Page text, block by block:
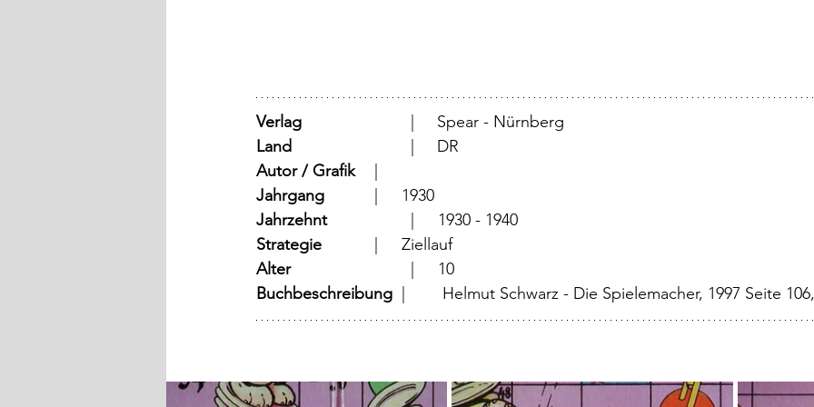
Verlag
			  |     Spear - Nürnberg
Land
			  |     DR
Autor / Grafik
Jahrgang
		  |	1930
Jahrzehnt
		  |	1930 - 1940
Strategie
		  |	Ziellauf
Alter
			  |	10
Buchbeschreibung
|	 Helmut Schwarz - Die Spielemacher, 1997 Seite